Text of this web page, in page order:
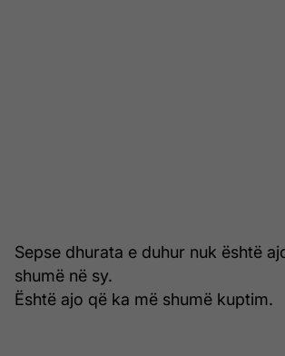
Sepse dhurata e duhur nuk është
shumë në sy.
Është ajo që ka më shumë kuptim.